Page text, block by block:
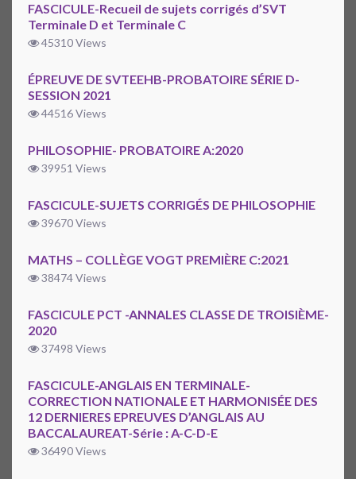
FASCICULE-Recueil de sujets corrigés d’SVT
Terminale D et Terminale C
45310 Views
ÉPREUVE DE SVTEEHB-PROBATOIRE SÉRIE D-
SESSION 2021
44516 Views
PHILOSOPHIE- PROBATOIRE A:2020
39951 Views
FASCICULE-SUJETS CORRIGÉS DE PHILOSOPHIE
39670 Views
MATHS – COLLÈGE VOGT PREMIÈRE C:2021
38474 Views
FASCICULE PCT -ANNALES CLASSE DE TROISIÈME-
2020
37498 Views
FASCICULE-ANGLAIS EN TERMINALE-
CORRECTION NATIONALE ET HARMONISÉE DES
12 DERNIERES EPREUVES D’ANGLAIS AU
BACCALAUREAT-Série : A-C-D-E
36490 Views